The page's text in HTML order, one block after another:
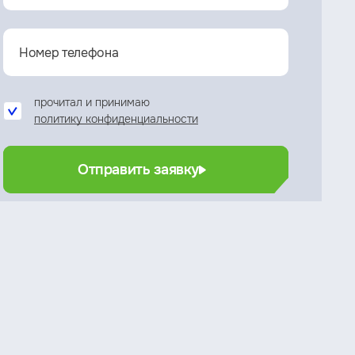
прочитал и принимаю
политику конфиденциальности
Отправить заявку